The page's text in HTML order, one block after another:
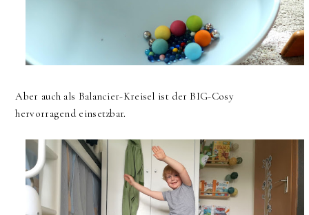
Aber auch als Balancier-Kreisel ist der BIG-Cosy
hervorragend einsetzbar.